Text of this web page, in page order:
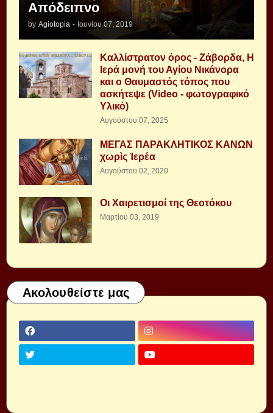
Απόδειπνο
by Agiotopia - Ιουνίου 07, 2019
Καλλίστρατον όρος - Ζάβορδα, Η
Ιερά μονή του Αγίου Νικάνορα
και ο Θαυμαστός τόπος που
ασκήτεψε (Video - φωτογραφικό
Υλικό)
Αυγούστου 07, 2025
ΜΕΓΑΣ ΠΑΡΑΚΛΗΤΙΚΟΣ ΚΑΝΩΝ
χωρὶς Ἱερέα
Αυγούστου 02, 2020
Οι Χαιρετισμοί της Θεοτόκου
Μαρτίου 03, 2019
Ακολουθείστε μας